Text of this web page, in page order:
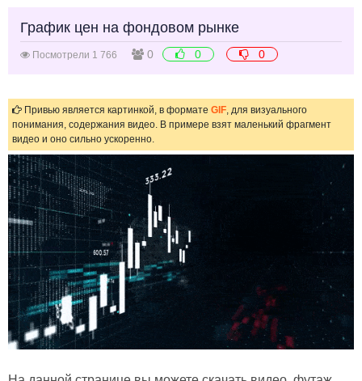
График цен на фондовом рынке
Посмотрели 1 766 0 0 0
Привью является картинкой, в формате GIF, для визуального
понимания, содержания видео. В примере взят маленький фрагмент
видео и оно сильно ускоренно.